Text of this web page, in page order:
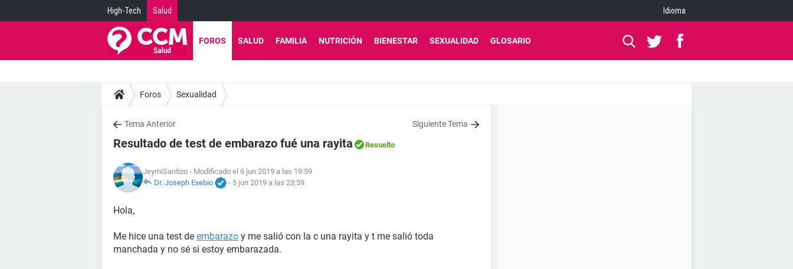
High-Tech Salud Idioma
FOROS SALUD FAMILIA NUTRICIÓN BIENESTAR SEXUALIDAD GLOSARIO
Foros Sexualidad
Tema Anterior Siguiente Tema
Resultado de test de embarazo fué una rayita Resuelto
JeymiSantizo - Modificado el 6 jun 2019 a las 19:59
Dr. Joseph Exebio
- 5 jun 2019 a las 23:59
Hola,
Me hice una test de embarazo y me salió con la c una rayita y t me salió toda
manchada y no sé si estoy embarazada.